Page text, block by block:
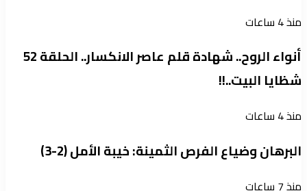
منذ 4 ساعات
أنواء الروح.. شهادة قلم عاصر الانكسار.. الحلقة 52
شظايا البيت..!!
منذ 4 ساعات
البرهان وضياع الفرص الثمينة: خيبة الأمل (2-3)
منذ 7 ساعات